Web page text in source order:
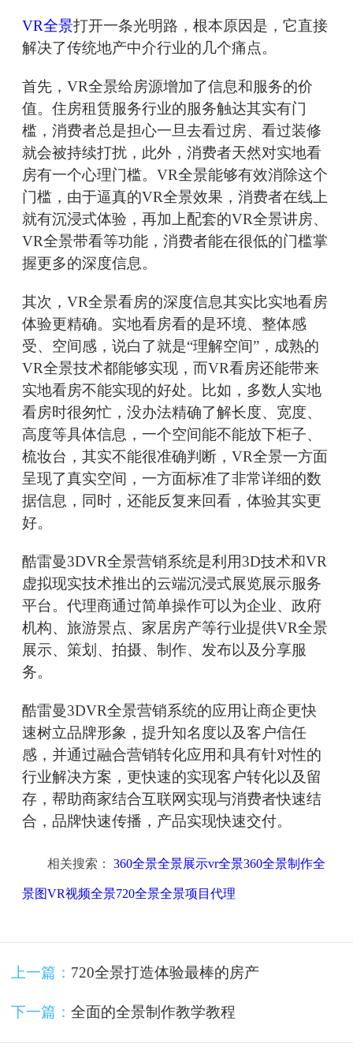
VR全景打开一条光明路，根本原因是，它直接
解决了传统地产中介行业的几个痛点。
首先，VR全景给房源增加了信息和服务的价
值。住房租赁服务行业的服务触达其实有门
槛，消费者总是担心一旦去看过房、看过装修
就会被持续打扰，此外，消费者天然对实地看
房有一个心理门槛。VR全景能够有效消除这个
门槛，由于逼真的VR全景效果，消费者在线上
就有沉浸式体验，再加上配套的VR全景讲房、
VR全景带看等功能，消费者能在很低的门槛掌
握更多的深度信息。
其次，VR全景看房的深度信息其实比实地看房
体验更精确。实地看房看的是环境、整体感
受、空间感，说白了就是“理解空间”，成熟的
VR全景技术都能够实现，而VR看房还能带来
实地看房不能实现的好处。比如，多数人实地
看房时很匆忙，没办法精确了解长度、宽度、
高度等具体信息，一个空间能不能放下柜子、
梳妆台，其实不能很准确判断，VR全景一方面
呈现了真实空间，一方面标准了非常详细的数
据信息，同时，还能反复来回看，体验其实更
好。
酷雷曼3DVR全景营销系统是利用3D技术和VR
虚拟现实技术推出的云端沉浸式展览展示服务
平台。代理商通过简单操作可以为企业、政府
机构、旅游景点、家居房产等行业提供VR全景
展示、策划、拍摄、制作、发布以及分享服
务。
酷雷曼3DVR全景营销系统的应用让商企更快
速树立品牌形象，提升知名度以及客户信任
感，并通过融合营销转化应用和具有针对性的
行业解决方案，更快速的实现客户转化以及留
存，帮助商家结合互联网实现与消费者快速结
合，品牌快速传播，产品实现快速交付。
相关搜索： 360全景全景展示vr全景360全景制作全
景图VR视频全景720全景全景项目代理
上一篇： 720全景打造体验最棒的房产
下一篇： 全面的全景制作教学教程